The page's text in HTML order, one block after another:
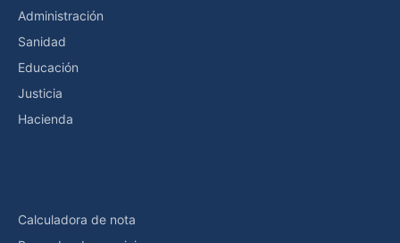
Administración
Sanidad
Educación
Justicia
Hacienda
Calculadora de nota